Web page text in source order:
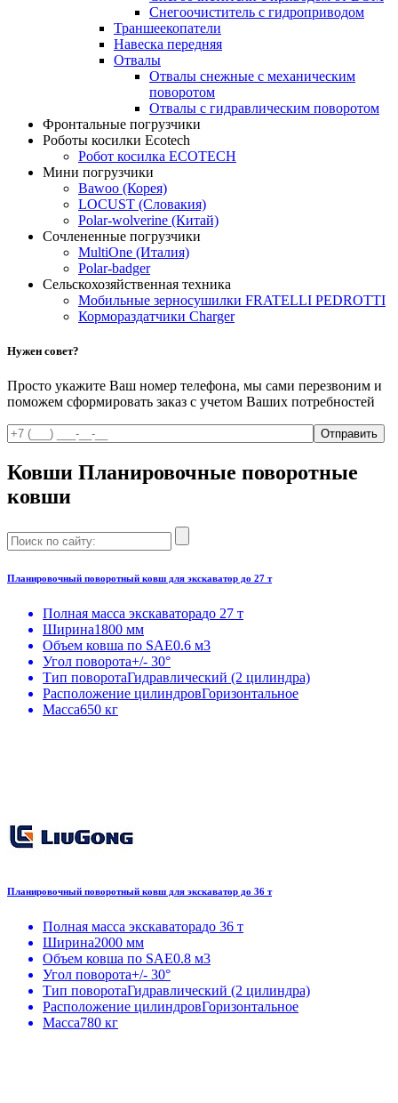
Снегоочиститель с гидроприводом
Траншеекопатели
Навеска передняя
Отвалы
Отвалы снежные с механическим
поворотом
Отвалы с гидравлическим поворотом
Фронтальные погрузчики
Роботы косилки Ecotech
Робот косилка ECOTECH
Мини погрузчики
Bawoo (Корея)
LOCUST (Словакия)
Polar-wolverine (Китай)
Сочлененные погрузчики
MultiOne (Италия)
Polar-badger
Сельскохозяйственная техника
Мобильные зерносушилки FRATELLI PЕDROTTI
Кормораздатчики Charger
Нужен совет?
Просто укажите Ваш номер телефона, мы сами перезвоним и
поможем сформировать заказ с учетом Ваших потребностей
Отправить
Ковши Планировочные поворотные
ковши
Планировочный поворотный ковш для экскаватор до 27 т
Полная масса экскаваторадо 27 т
Ширина1800 мм
Объем ковша по SAE0.6 м3
Угол поворота+/- 30°
Тип поворотаГидравлический (2 цилиндра)
Расположение цилиндровГоризонтальное
Масса650 кг
Планировочный поворотный ковш для экскаватор до 36 т
Полная масса экскаваторадо 36 т
Ширина2000 мм
Объем ковша по SAE0.8 м3
Угол поворота+/- 30°
Тип поворотаГидравлический (2 цилиндра)
Расположение цилиндровГоризонтальное
Масса780 кг